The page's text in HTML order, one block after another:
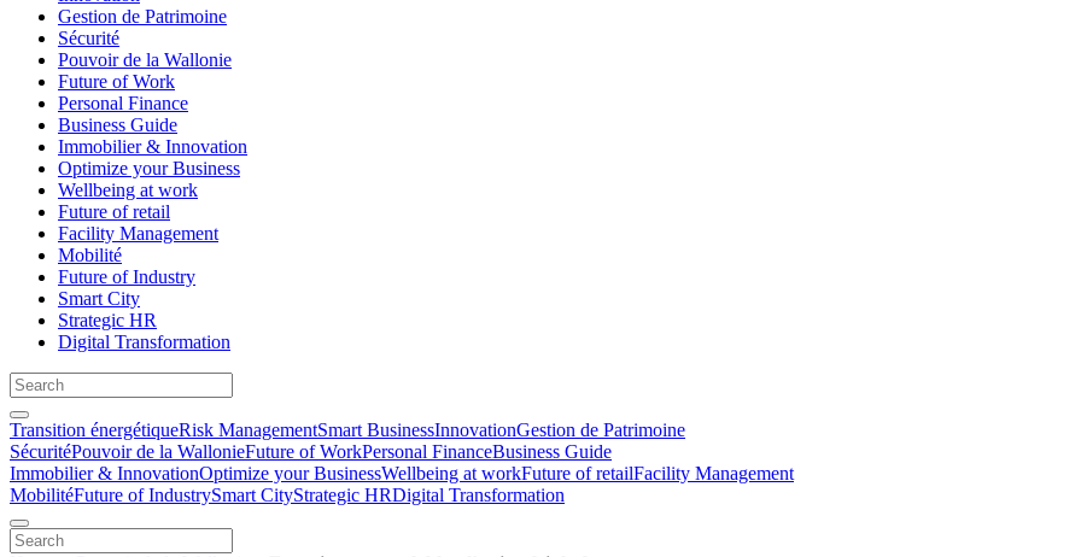
Gestion de Patrimoine
Sécurité
Pouvoir de la Wallonie
Future of Work
Personal Finance
Business Guide
Immobilier & Innovation
Optimize your Business
Wellbeing at work
Future of retail
Facility Management
Mobilité
Future of Industry
Smart City
Strategic HR
Digital Transformation
Transition énergétiqueRisk ManagementSmart BusinessInnovationGestion de Patrimoine
SécuritéPouvoir de la WallonieFuture of WorkPersonal FinanceBusiness Guide
Immobilier & InnovationOptimize your BusinessWellbeing at workFuture of retailFacility Management
MobilitéFuture of IndustrySmart CityStrategic HRDigital Transformation